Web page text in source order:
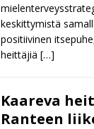
keskittymistä
positiivinen
heittäjiä […]
Kaareva
Ranteen